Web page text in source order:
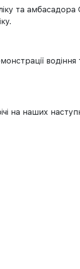
та амбасадора
водіння
на наших